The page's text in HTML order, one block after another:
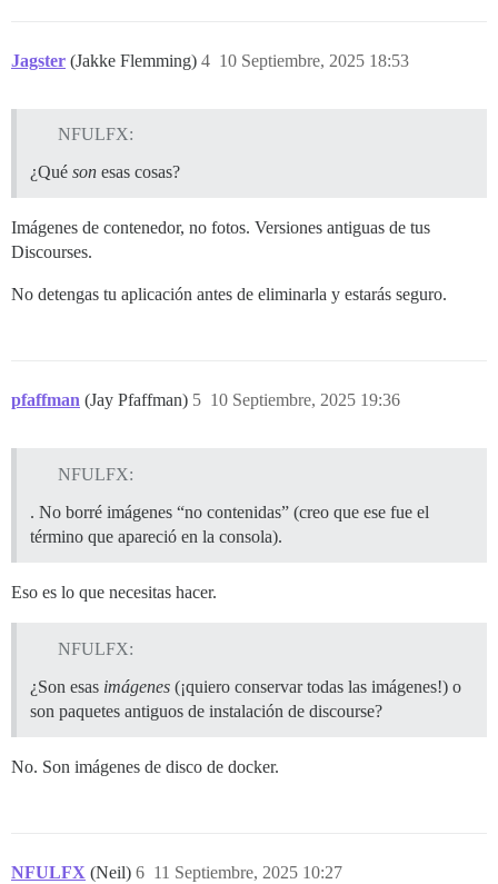
Jagster (Jakke Flemming) 10 Septiembre, 2025 18:53
4
NFULFX:
¿Qué son esas cosas?
Imágenes de contenedor, no fotos. Versiones antiguas de tus
Discourses.
No detengas tu aplicación antes de eliminarla y estarás seguro.
pfaffman (Jay Pfaffman) 10 Septiembre, 2025 19:36
5
NFULFX:
. No borré imágenes “no contenidas” (creo que ese fue el
término que apareció en la consola).
Eso es lo que necesitas hacer.
NFULFX:
¿Son esas imágenes (¡quiero conservar todas las imágenes!) o
son paquetes antiguos de instalación de discourse?
No. Son imágenes de disco de docker.
NFULFX (Neil) 11 Septiembre, 2025 10:27
6